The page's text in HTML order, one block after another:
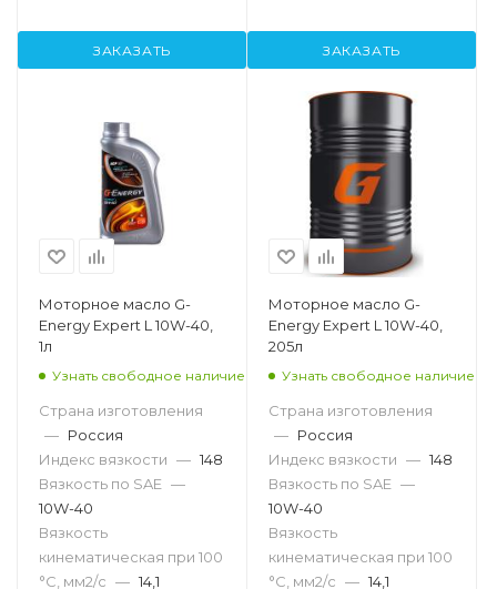
ЗАКАЗАТЬ ЗАКАЗАТЬ
Моторное масло G-
Energy Expert L 10W-40,
1л
Узнать свободное наличие
Страна изготовления
— Россия
Индекс вязкости — 148
Вязкость по SAE —
10W-40
Вязкость
кинематическая при 100
°С, мм2/с — 14,1
Моторное масло G-
Energy Expert L 10W-40,
205л
Узнать свободное наличие
Страна изготовления
— Россия
Индекс вязкости — 148
Вязкость по SAE —
10W-40
Вязкость
кинематическая при 100
°С, мм2/с — 14,1